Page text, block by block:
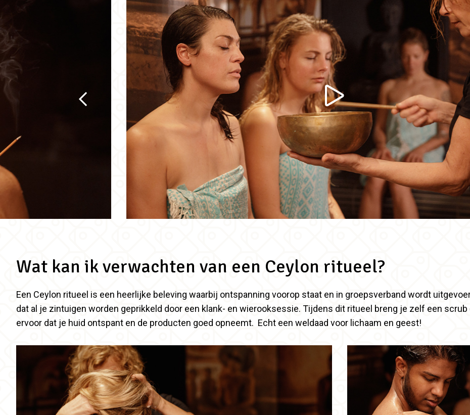
Wat kan ik verwachten van een Ceylon ritueel?
Een Ceylon ritueel is een heerlijke beleving waarbij ontspanning voorop staat en in groepsverband wordt
dat al je zintuigen worden geprikkeld door een klank- en wierooksessie. Tijdens dit ritueel breng je zelf een
ervoor dat je huid ontspant en de producten goed opneemt. Echt een weldaad voor lichaam en geest!